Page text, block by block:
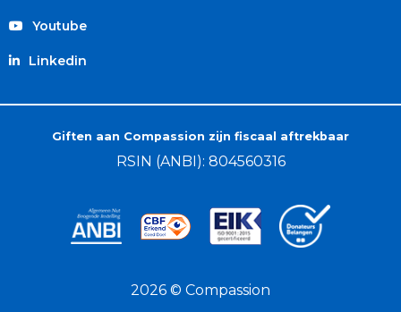
Youtube
Linkedin
Giften aan Compassion zijn fiscaal aftrekbaar
RSIN (ANBI): 804560316
2026 © Compassion